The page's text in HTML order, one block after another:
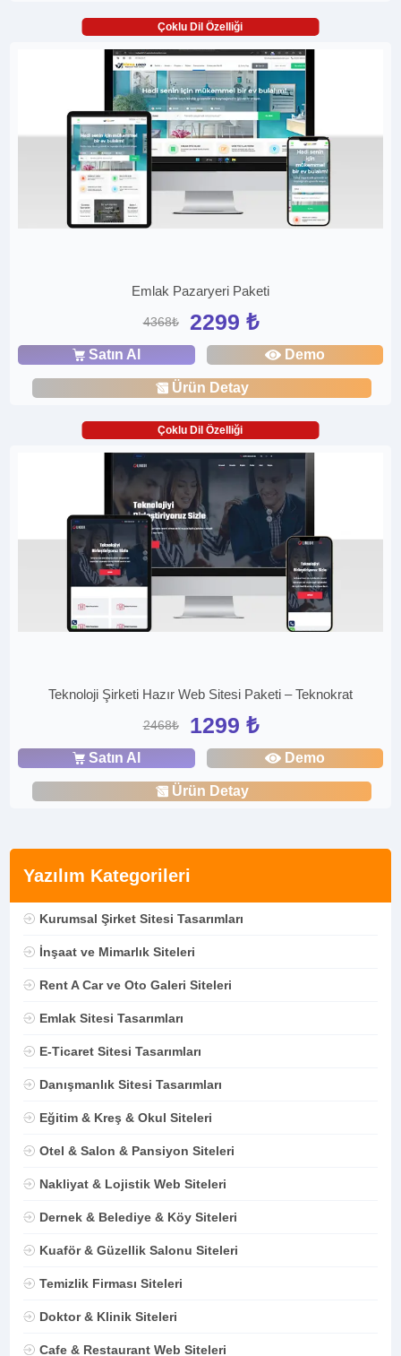
Yazılım Kategorileri
Kurumsal Şirket Sitesi Tasarımları
İnşaat ve Mimarlık Siteleri
Rent A Car ve Oto Galeri Siteleri
Emlak Sitesi Tasarımları
E-Ticaret Sitesi Tasarımları
Danışmanlık Sitesi Tasarımları
Eğitim & Kreş & Okul Siteleri
Otel & Salon & Pansiyon Siteleri
Nakliyat & Lojistik Web Siteleri
Dernek & Belediye & Köy Siteleri
Kuaför & Güzellik Salonu Siteleri
Temizlik Firması Siteleri
Doktor & Klinik Siteleri
Cafe & Restaurant Web Siteleri
Çoklu Dil Özelliği
Emlak Pazaryeri Paketi
4368₺ 2299 ₺
Satın Al Demo
Ürün Detay
Çoklu Dil Özelliği
Teknoloji Şirketi Hazır Web Sitesi Paketi – Teknokrat
2468₺ 1299 ₺
Satın Al Demo
Ürün Detay